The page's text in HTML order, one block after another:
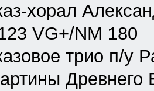
хорал
VG+/NM 180
трио п/у
Древнего